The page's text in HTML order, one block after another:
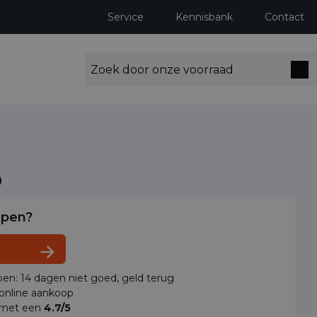
Service Kennisbank Contact
14 dagen niet goed, geld terug
aankoop
een 4.7/5